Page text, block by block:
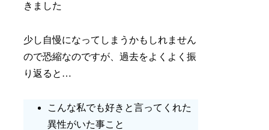
きました
少し自慢になってしまうかもしれません
ので恐縮なのですが、過去をよくよく振
り返ると…
こんな私でも好きと言ってくれた
異性がいた事こと